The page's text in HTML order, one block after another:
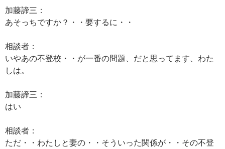
加藤諦三：
あそっちですか？・・要するに・・
相談者：
いやあの不登校・・が一番の問題、だと思ってます、わた
しは。
加藤諦三：
はい
相談者：
ただ・・わたしと妻の・・そういった関係が・・その不登